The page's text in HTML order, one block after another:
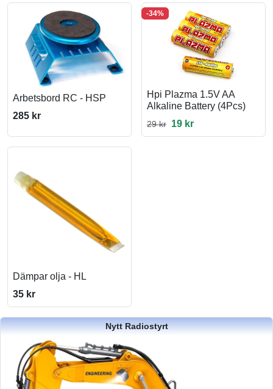
Arbetsbord RC - HSP
285 kr
-34%
Hpi Plazma 1.5V AA
Alkaline Battery (4Pcs)
29 kr 19 kr
Dämpar olja - HL
35 kr
Nytt Radiostyrt